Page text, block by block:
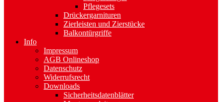
Pflegesets
Drückergarnituren
Zierleisten und Zierstücke
Balkontürgriffe
Info
Impressum
AGB Onlineshop
Datenschutz
Widerrufsrecht
Downloads
Sicherheitsdatenblätter